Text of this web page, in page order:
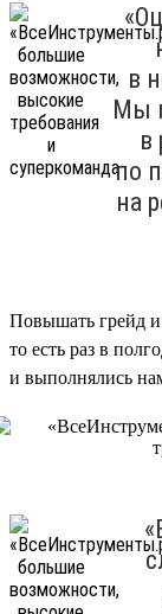
в
Мы
в
по
на
Повышать грейд и
то есть раз в
и выполнялись